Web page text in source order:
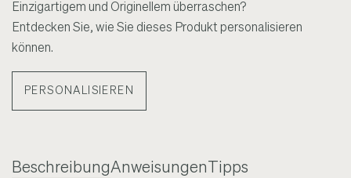
Einzigartigem und Originellem überraschen?
Entdecken Sie, wie Sie dieses Produkt personalisieren
können.
PERSONALISIEREN
BeschreibungAnweisungenTipps